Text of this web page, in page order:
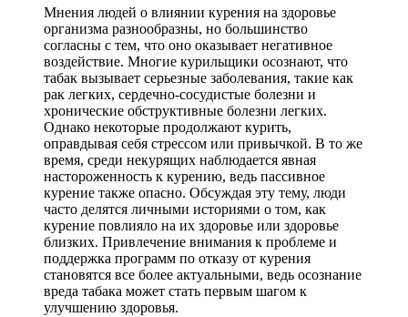
Мнения людей о влиянии курения на здоровье
организма разнообразны, но большинство
согласны с тем, что оно оказывает негативное
воздействие. Многие курильщики осознают, что
табак вызывает серьезные заболевания, такие как
рак легких, сердечно-сосудистые болезни и
хронические обструктивные болезни легких.
Однако некоторые продолжают курить,
оправдывая себя стрессом или привычкой. В то же
время, среди некурящих наблюдается явная
настороженность к курению, ведь пассивное
курение также опасно. Обсуждая эту тему, люди
часто делятся личными историями о том, как
курение повлияло на их здоровье или здоровье
близких. Привлечение внимания к проблеме и
поддержка программ по отказу от курения
становятся все более актуальными, ведь осознание
вреда табака может стать первым шагом к
улучшению здоровья.